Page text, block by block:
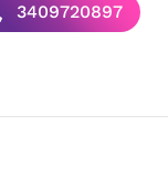
3409720897